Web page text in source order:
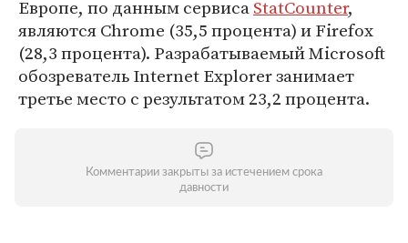
Европе, по данным сервисаStatCounter,
являются Chrome (35,5 процента) и Firefox
(28,3 процента). Разрабатываемый Microsoft
обозреватель Internet Explorer занимает
третье место с результатом 23,2 процента.
Комментарии закрыты за истечением срока
давности